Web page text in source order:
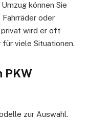
können Sie
oder
privat wird er oft
viele Situationen.
PKW
zur Auswahl.